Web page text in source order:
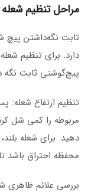
مراحل تنظیم شعله
ثابت نگه‌داشتن پیچ
دارد. برای تنظیم
پیچ‌گوشتی ثابت نگه
تنظیم ارتفاع شعله:
مربوطه را کمی شل
دهید. برای شعله
محفظه احتراق باشد
بررسی علائم ظاهری